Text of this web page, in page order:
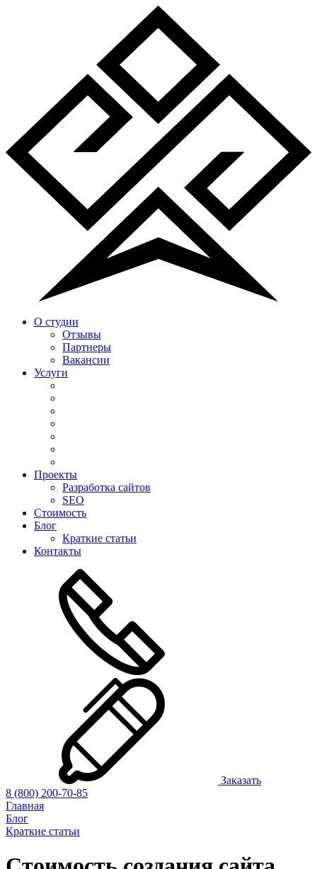
О студии
Отзывы
Партнеры
Вакансии
Услуги
Проекты
Разработка сайтов
SEO
Стоимость
Блог
Краткие статьи
Контакты
Заказать
8 (800) 200-70-85
Главная
Блог
Краткие статьи